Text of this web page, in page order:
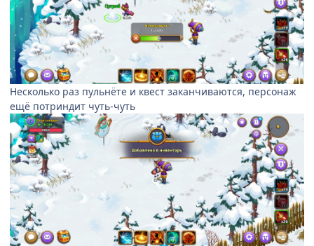
Несколько раз пульнёте и квест заканчиваются, персонаж
ещё потриндит чуть-чуть